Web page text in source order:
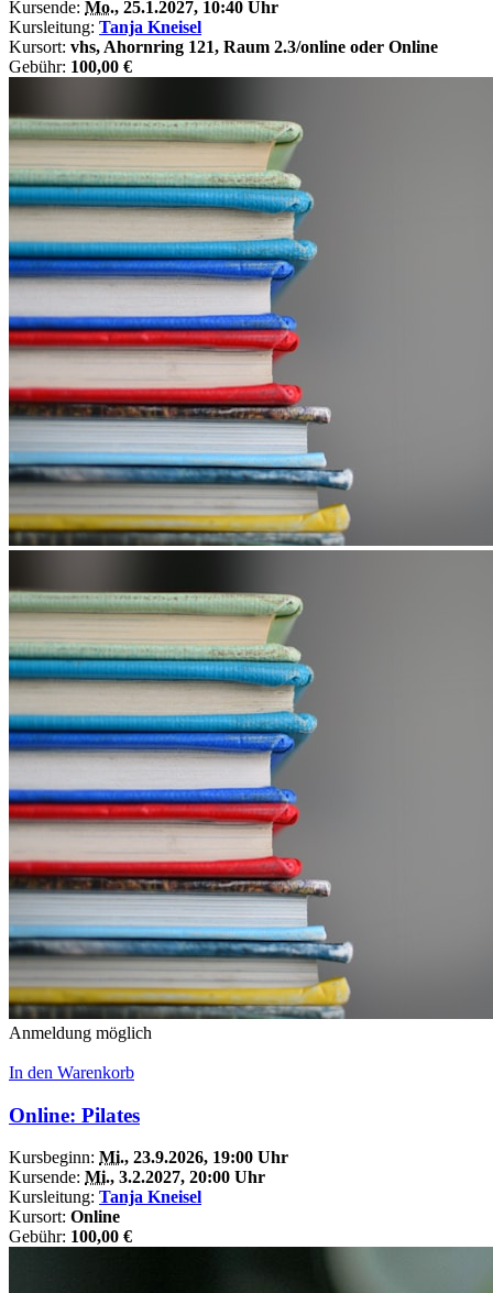
Kursende: Mo., 25.1.2027, 10:40 Uhr
Kursleitung: Tanja Kneisel
Kursort: vhs, Ahornring 121, Raum 2.3/online oder Online
Gebühr: 100,00 €
Anmeldung möglich
In den Warenkorb
Online: Pilates
Kursbeginn: Mi., 23.9.2026, 19:00 Uhr
Kursende: Mi., 3.2.2027, 20:00 Uhr
Kursleitung: Tanja Kneisel
Kursort: Online
Gebühr: 100,00 €